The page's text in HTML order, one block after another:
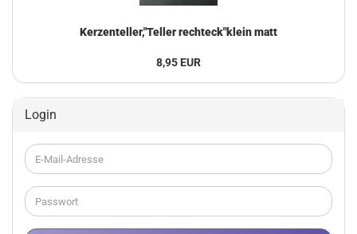
Kerzenteller,"Teller rechteck"klein matt
8,95 EUR
Login
E-
Mail-
Adresse
Passwort